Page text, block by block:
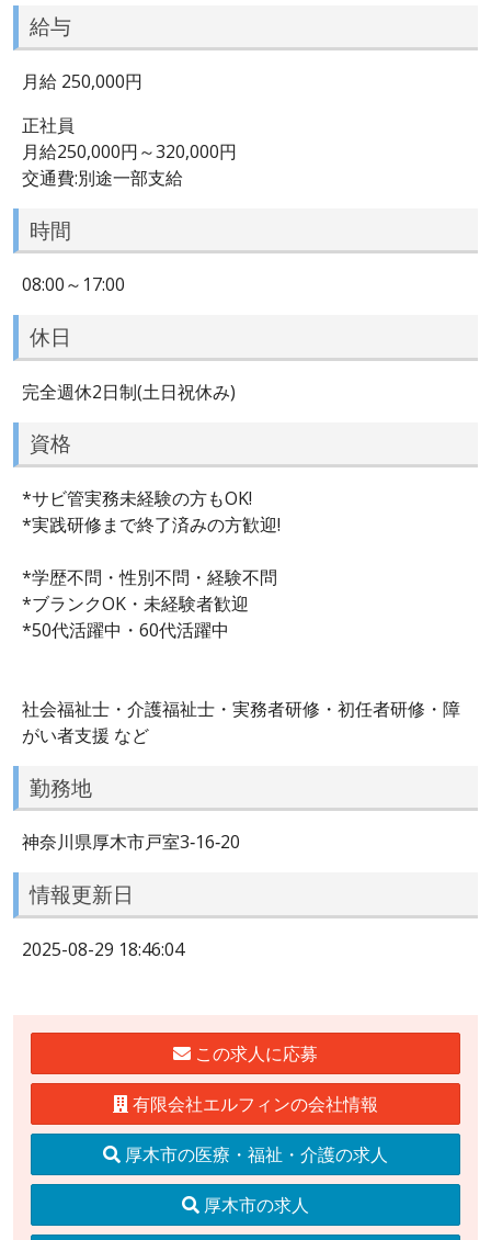
給与
月給 250,000円
正社員
月給250,000円～320,000円
交通費:別途一部支給
時間
08:00～17:00
休日
完全週休2日制(土日祝休み)
資格
*サビ管実務未経験の方もOK!
*実践研修まで終了済みの方歓迎!
*学歴不問・性別不問・経験不問
*ブランクOK・未経験者歓迎
*50代活躍中・60代活躍中
社会福祉士・介護福祉士・実務者研修・初任者研修・障
がい者支援 など
勤務地
神奈川県厚木市戸室3‐16‐20
情報更新日
2025-08-29 18:46:04
この求人に応募
有限会社エルフィンの会社情報
厚木市の医療・福祉・介護の求人
厚木市の求人